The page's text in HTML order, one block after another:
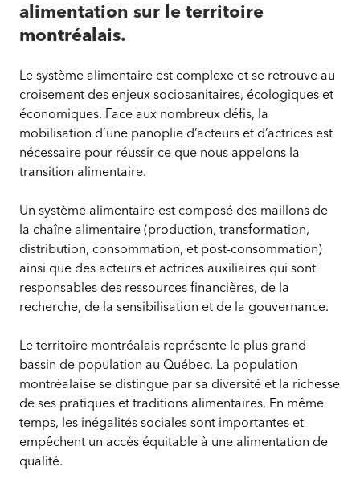
alimentation sur le territoire
montréalais.
Le système alimentaire est complexe et se retrouve au
croisement des enjeux sociosanitaires, écologiques et
économiques. Face aux nombreux défis, la
mobilisation d’une panoplie d’acteurs et d’actrices est
nécessaire pour réussir ce que nous appelons la
transition alimentaire.
Un système alimentaire est composé des maillons de
la chaîne alimentaire (production, transformation,
distribution, consommation, et post-consommation)
ainsi que des acteurs et actrices auxiliaires qui sont
responsables des ressources financières, de la
recherche, de la sensibilisation et de la gouvernance.
Le territoire montréalais représente le plus grand
bassin de population au Québec. La population
montréalaise se distingue par sa diversité et la richesse
de ses pratiques et traditions alimentaires. En même
temps, les inégalités sociales sont importantes et
empêchent un accès équitable à une alimentation de
qualité.